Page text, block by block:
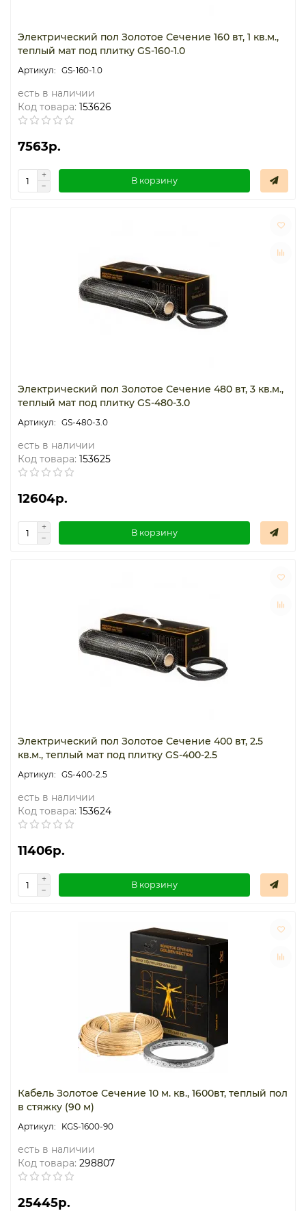
Электрический пол Золотое Сечение 160 вт, 1 кв.м.,
теплый мат под плитку GS-160-1.0
GS-160-1.0
есть в наличии
Код товара: 153626
7563р.
В корзину
Электрический пол Золотое Сечение 480 вт, 3 кв.м.,
теплый мат под плитку GS-480-3.0
GS-480-3.0
есть в наличии
Код товара: 153625
12604р.
В корзину
Электрический пол Золотое Сечение 400 вт, 2.5
кв.м., теплый мат под плитку GS-400-2.5
GS-400-2.5
есть в наличии
Код товара: 153624
11406р.
В корзину
Кабель Золотое Сечение 10 м. кв., 1600вт, теплый пол
в стяжку (90 м)
KGS-1600-90
есть в наличии
Код товара: 298807
25445р.